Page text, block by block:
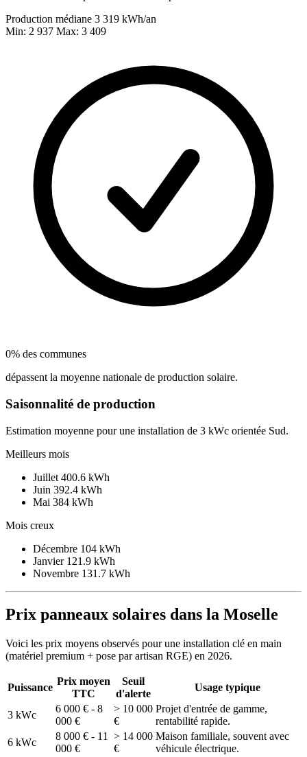
Production médiane 3 319 kWh/an
Min: 2 937 Max: 3 409
0% des communes
dépassent la moyenne nationale de production solaire.
Saisonnalité de production
Estimation moyenne pour une installation de 3 kWc orientée Sud.
Meilleurs mois
Juillet 400.6 kWh
Juin 392.4 kWh
Mai 384 kWh
Mois creux
Décembre 104 kWh
Janvier 121.9 kWh
Novembre 131.7 kWh
Prix panneaux solaires dans la Moselle
Voici les prix moyens observés pour une installation clé en main
(matériel premium + pose par artisan RGE) en 2026.
Puissance
Prix moyen
TTC
Seuil
d'alerte
Usage typique
3 kWc
6 000 € - 8
000 €
> 10 000
€
Projet d'entrée de gamme,
rentabilité rapide.
6 kWc
8 000 € - 11
000 €
> 14 000
€
Maison familiale, souvent avec
véhicule électrique.